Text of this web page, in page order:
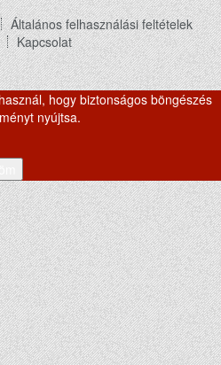
Általános felhasználási feltételek
Kapcsolat
hogy biztonságos böngészés
nyújtsa.